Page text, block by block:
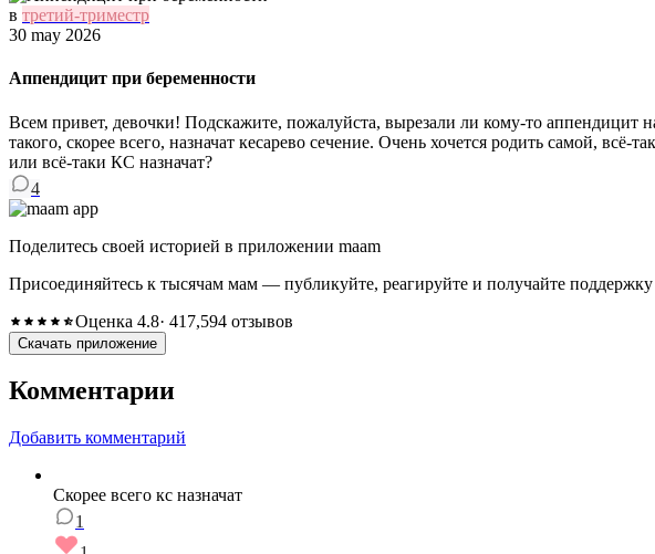
в третий-триместр
30 may 2026
Аппендицит при беременности
Всем привет, девочки! Подскажите, пожалуйста, вырезали ли кому-то аппендицит
такого, скорее всего, назначат кесарево сечение. Очень хочется родить самой,
или всё-таки КС назначат?
4
Поделитесь своей историей в приложении maam
Присоединяйтесь к тысячам мам — публикуйте, реагируйте и получайте поддержку
Оценка 4.8· 417,594 отзывов
Скачать приложение
Комментарии
Добавить комментарий
Скорее всего кс назначат
1